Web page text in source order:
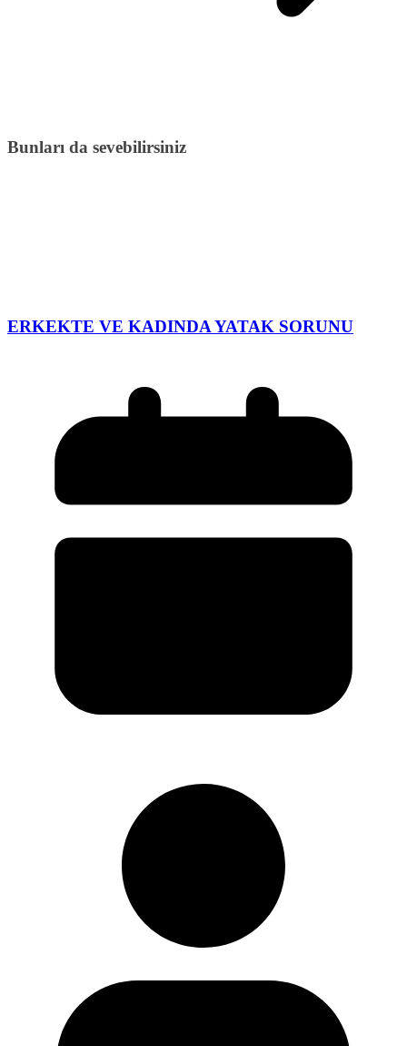
Bunları da sevebilirsiniz
ERKEKTE VE KADINDA YATAK SORUNU